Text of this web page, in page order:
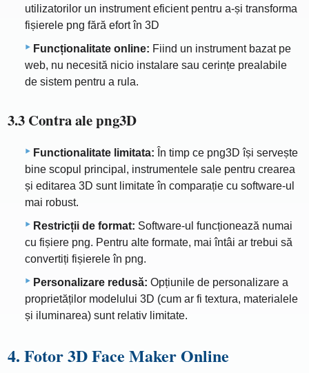
utilizatorilor un instrument eficient pentru a-și transforma
fișierele png fără efort în 3D
Funcționalitate online: Fiind un instrument bazat pe
web, nu necesită nicio instalare sau cerințe prealabile
de sistem pentru a rula.
3.3 Contra ale png3D
Functionalitate limitata: În timp ce png3D își servește
bine scopul principal, instrumentele sale pentru crearea
și editarea 3D sunt limitate în comparație cu software-ul
mai robust.
Restricții de format: Software-ul funcționează numai
cu fișiere png. Pentru alte formate, mai întâi ar trebui să
convertiți fișierele în png.
Personalizare redusă: Opțiunile de personalizare a
proprietăților modelului 3D (cum ar fi textura, materialele
și iluminarea) sunt relativ limitate.
4. Fotor 3D Face Maker Online